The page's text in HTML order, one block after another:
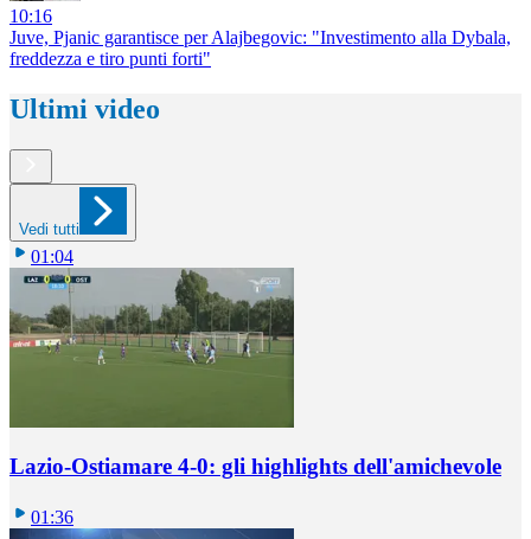
10:16
Juve, Pjanic garantisce per Alajbegovic: "Investimento alla Dybala,
freddezza e tiro punti forti"
Ultimi video
Vedi tutti
01:04
Lazio-Ostiamare 4-0: gli highlights dell'amichevole
01:36